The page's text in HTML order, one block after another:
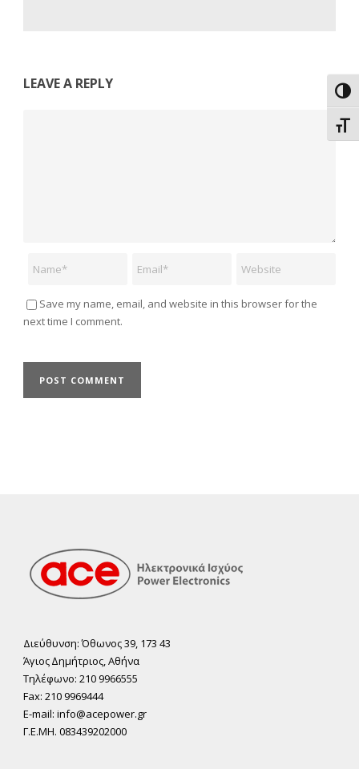
LEAVE A REPLY
Save my name, email, and website in this browser for the
next time I comment.
Διεύθυνση: Όθωνος 39, 173 43
Άγιος ∆ηµήτριος, Αθήνα
Τηλέφωνο: 210 9966555
Fax: 210 9969444
E-mail: info@acepower.gr
Γ.Ε.ΜΗ. 083439202000